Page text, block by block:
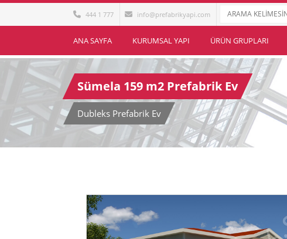
444 1 777 info@prefabrikyapi.com
ANA SAYFA KURUMSAL YAPI ÜRÜN GRUPLARI
Sümela 159 m2 Prefabrik Ev
Dubleks Prefabrik Ev